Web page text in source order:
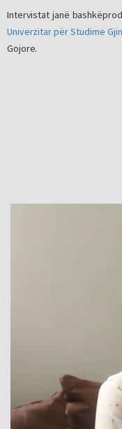
Intervistat janë
Univerzitar për Studime
Gojore.